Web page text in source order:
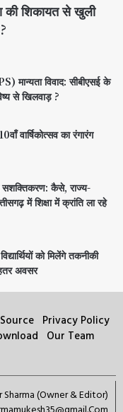
की शिकायत से खुली
मान्यता विवाद: सीबीएसई के
से खिलवाड़ ?
वार्षिकोत्सव का रंगारंग
सशक्तिकरण: कैसे, राज्य-
में शिक्षा में क्रांति ला रहे
को मिलेंगे तकनीकी
अवसर
Privacy Policy
Our Team
Sharma (Owner & Editor)